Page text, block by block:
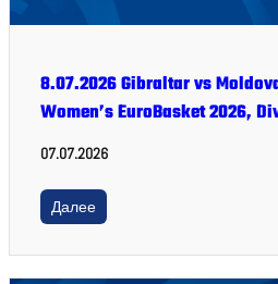
8.07.2026 Gibraltar vs
Women’s EuroBasket 2026,
07.07.2026
Далее